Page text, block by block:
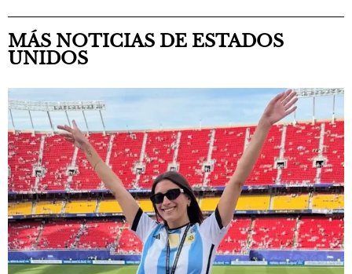
MÁS NOTICIAS DE ESTADOS
UNIDOS